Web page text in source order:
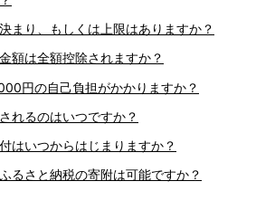
まり、もしくは上限はありますか？
額は全額控除されますか？
円の自己負担がかかりますか？
れるのはいつですか？
はいつからはじまりますか？
るさと納税の寄附は可能ですか？